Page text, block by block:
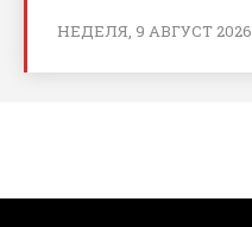
НЕДЕЛЯ, 9 АВГУСТ 2026